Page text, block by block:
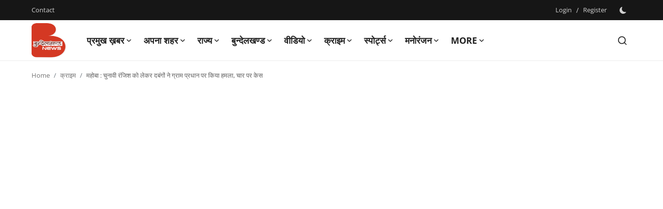
Contact Login / Register
प्रमुख ख़बर अपना शहर राज्य बुन्देलखण्ड वीडियो क्राइम स्पोर्ट्स मनोरंजन MORE
Login
Home क्राइम महोबा : चुनावी रंजिश को लेकर दबंगों ने ग्राम प्रधान पर किया हमला, चार पर केस